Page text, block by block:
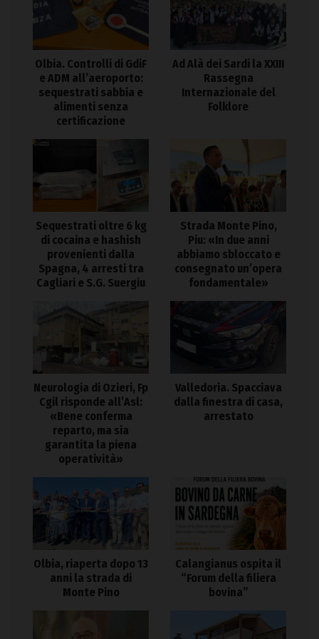
Olbia. Controlli di GdiF
e ADM all’aeroporto:
sequestrati sabbia e
alimenti senza
certificazione
Ad Alà dei Sardi la XXIII
Rassegna
Internazionale del
Folklore
Sequestrati oltre 6 kg
di cocaina e hashish
provenienti dalla
Spagna, 4 arresti tra
Cagliari e S.G. Suergiu
Strada Monte Pino,
Piu: «In due anni
abbiamo sbloccato e
consegnato un’opera
fondamentale»
Neurologia di Ozieri, Fp
Cgil risponde all’Asl:
«Bene conferma
reparto, ma sia
garantita la piena
operatività»
Valledoria. Spacciava
dalla finestra di casa,
arrestato
Olbia, riaperta dopo 13
anni la strada di
Monte Pino
Calangianus ospita il
“Forum della filiera
bovina”